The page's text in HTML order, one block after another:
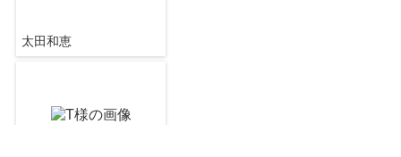
約401m／6分
太田和恵